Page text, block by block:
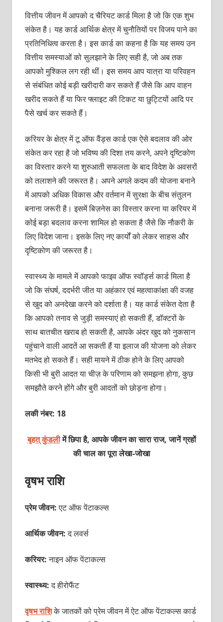
वित्तीय जीवन में आपको द चैरियट कार्ड मिला है जो कि एक शुभ
संकेत है। यह कार्ड आर्थिक क्षेत्र में चुनौतियों पर विजय पाने का
प्रतिनिधित्‍व करता है। इस कार्ड का कहना है कि यह समय उन
वित्तीय समस्‍याओं को सुलझाने के लिए सही है, जो अब तक
आपको मुश्किल लग रही थीं। इस समय आप यात्रा या परिवहन
से संबंधित कोई बड़ी खरीदारी कर सकते हैं जैसे कि आप वाहन
खरीद सकते हैं या फिर फ्लाइट की टिकट या छुट्टियों आदि पर
पैसे खर्च कर सकते हैं।
करियर के क्षेत्र में टू ऑफ वैंड्स कार्ड एक ऐसे बदलाव की ओर
संकेत कर रहा है जो भविष्‍य की दिशा तय करने, अपने दृष्टिकोण
का विस्‍तार करने या शुरुआती सफलता के बाद विदेश के अवसरों
को तलाशने की जरूरत है। अपने अगले कदम की योजना बनाने
में आपको अधिक विकास और वर्तमान में सुरक्षा के बीच संतुलन
बनाना जरूरी है। इसमें बिज़नेस का विस्‍तार करना या करियर में
कोई बड़ा बदलाव करना शामिल हो सकता है जैसे कि नौकरी के
लिए विदेश जाना। इसके लिए नए कार्यों को लेकर साहस और
दृष्टिकोण की जरूरत है।
स्‍वास्‍थ्‍य के मामले में आपको फाइव ऑफ स्‍वॉर्ड्स कार्ड मिला है
जो कि संघर्ष, ददर्भरी जीत या अहंकार एवं महत्‍वाकांक्षा की वजह
से खुद को अनदेखा करने को दर्शाता है। यह कार्ड संकेत देता है
कि आपको तनाव से जुड़ी समस्‍याएं हो सकती हैं, डॉक्‍टरों के
साथ बातचीत खराब हो सकती है, आपके अंदर खुद को नुकसान
पहुंचाने वाली आदतें आ सकती हैं या इलाज की योजना को लेकर
मतभेद हो सकते हैं। सही मायने में ठीक होने के लिए आपको
किसी भी बुरी आदत या चीज़ के परिणाम को समझना होगा, कुछ
समझौते करने होंगे और बुरी आदतों को छोड़ना होगा।
लकी नंबर: 18
बृहत् कुंडलीमें छिपा है, आपके जीवन का सारा राज, जानें ग्रहों
की चाल का पूरालेखा-जोखा
वृषभ राशि
प्रेम जीवन:एट ऑफ पेंटाकल्‍स
आर्थिक जीवन:द लवर्स
करियर:नाइन ऑफ पेंटाकल्स
स्वास्थ्य:द हीरोफैंट
वृषभ राशिके जातकों को प्रेम जीवन में ऐट ऑफ पेंटाकल्‍स कार्ड